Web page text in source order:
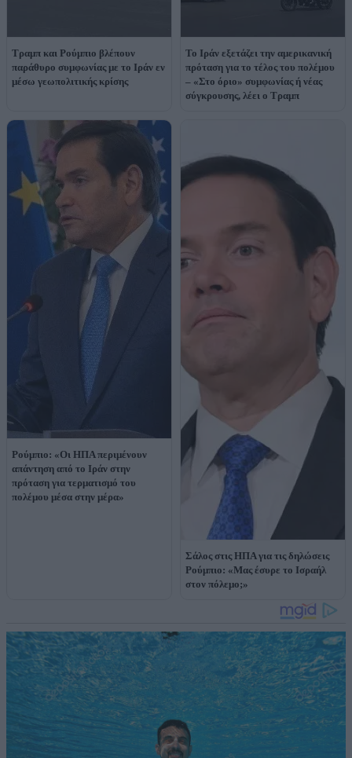
Τραμπ και Ρούμπιο βλέπουν
παράθυρο συμφωνίας με το Ιράν εν
μέσω γεωπολιτικής κρίσης
Το Ιράν εξετάζει την αμερικανική
πρόταση για το τέλος του πολέμου
– «Στο όριο» συμφωνίας ή νέας
σύγκρουσης, λέει ο Τραμπ
Ρούμπιο: «Οι ΗΠΑ περιμένουν
απάντηση από το Ιράν στην
πρόταση για τερματισμό του
πολέμου μέσα στην μέρα»
Σάλος στις ΗΠΑ για τις δηλώσεις
Ρούμπιο: «Μας έσυρε το Ισραήλ
στον πόλεμο;»